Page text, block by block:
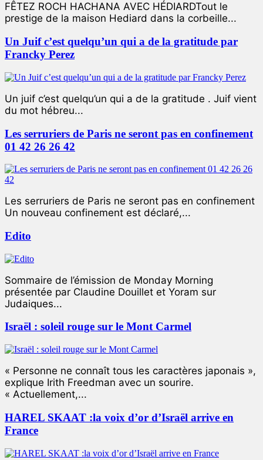
FÊTEZ ROCH HACHANA AVEC HÉDIARDTout le
prestige de la maison Hediard dans la corbeille...
Un Juif c’est quelqu’un qui a de la gratitude par
Francky Perez
Un juif c’est quelqu’un qui a de la gratitude . Juif vient
du mot hébreu...
Les serruriers de Paris ne seront pas en confinement
01 42 26 26 42
Les serruriers de Paris ne seront pas en confinement
Un nouveau confinement est déclaré,...
Edito
Sommaire de l’émission de Monday Morning
présentée par Claudine Douillet et Yoram sur
Judaiques...
Israël : soleil rouge sur le Mont Carmel
« Personne ne connaît tous les caractères japonais »,
explique Irith Freedman avec un sourire.
« Actuellement,...
HAREL SKAAT :la voix d’or d’Israël arrive en
France